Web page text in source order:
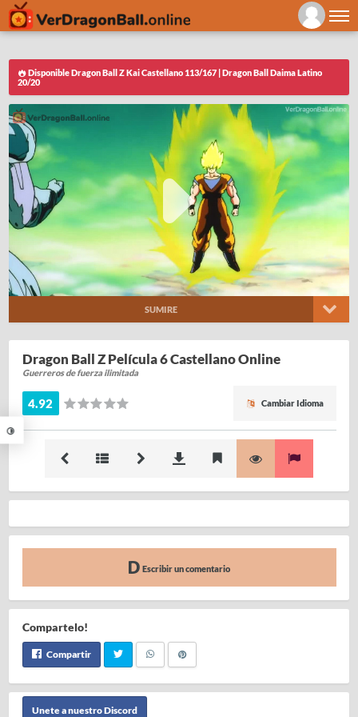
Disponible Dragon Ball Z Kai Castellano 113/167 | Dragon Ball Daima Latino
20/20
SUMIRE
Dragon Ball Z Película 6 Castellano Online
Guerreros de fuerza ilimitada
4.92 Cambiar Idioma
Escribir un comentario
Compartelo!
Compartir
Unete a nuestro Discord